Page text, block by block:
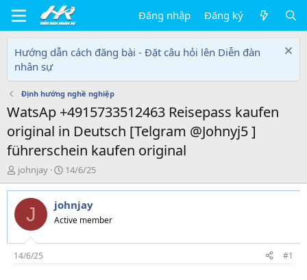
Đăng nhập Đăng ký
Hướng dẫn cách đăng bài - Đặt câu hỏi lên Diễn đàn
nhân sự
Định hướng nghề nghiệp
WatsAp +4915733512463 Reisepass kaufen
original in Deutsch [Telgram @Johnyj5 ]
führerschein kaufen original
T
h
r
e
d
s
t
a
johnjay
N
g
à
y
g
i
14/6/25
J johnjay
Active member
14/6/25 #1